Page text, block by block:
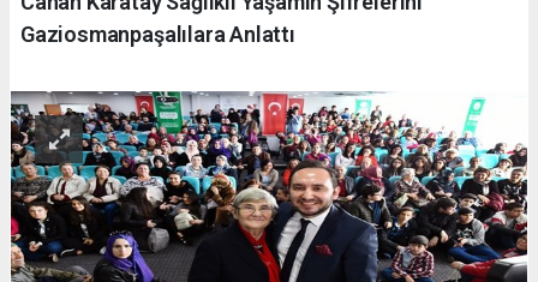
Gaziosmanpaşalılara Anlattı